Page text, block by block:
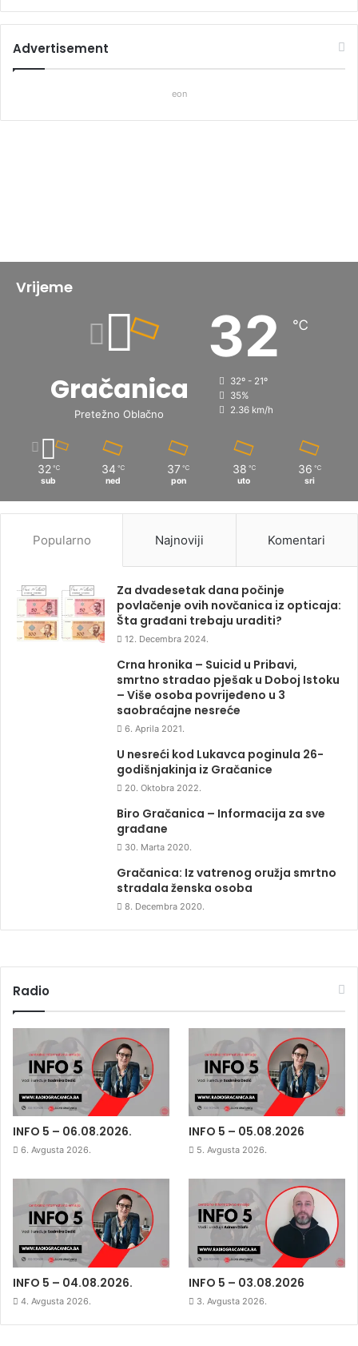
Advertisement
eon
Vrijeme
Gračanica
Pretežno Oblačno
32 ℃
32º - 21º
35%
2.36 km/h
32 ℃
sub
34 ℃
ned
37 ℃
pon
38 ℃
uto
36 ℃
sri
Popularno Najnoviji Komentari
Za dvadesetak dana počinje
povlačenje ovih novčanica iz opticaja:
Šta građani trebaju uraditi?
12. Decembra 2024.
Crna hronika – Suicid u Pribavi,
smrtno stradao pješak u Doboj Istoku
– Više osoba povrijeđeno u 3
saobraćajne nesreće
6. Aprila 2021.
U nesreći kod Lukavca poginula 26-
godišnjakinja iz Gračanice
20. Oktobra 2022.
Biro Gračanica – Informacija za sve
građane
30. Marta 2020.
Gračanica: Iz vatrenog oružja smrtno
stradala ženska osoba
8. Decembra 2020.
Radio
INFO 5 – 06.08.2026.
6. Avgusta 2026.
INFO 5 – 05.08.2026
5. Avgusta 2026.
INFO 5 – 04.08.2026.
4. Avgusta 2026.
INFO 5 – 03.08.2026
3. Avgusta 2026.